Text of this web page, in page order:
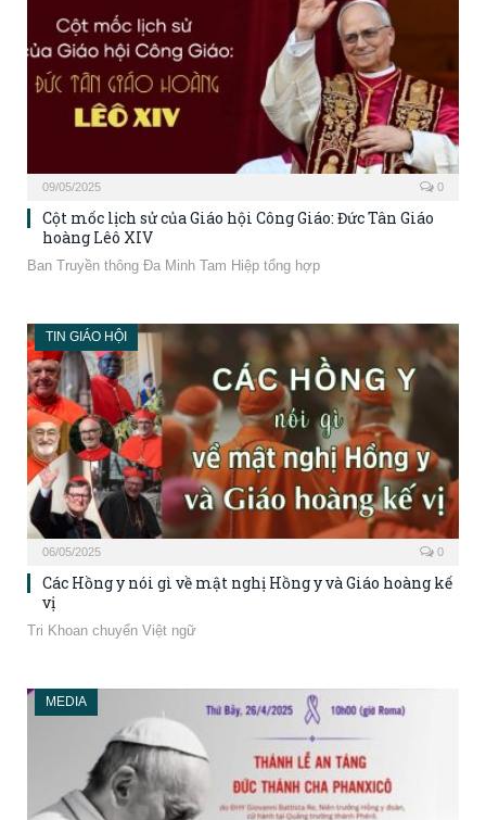
09/05/2025 0
Cột mốc lịch sử của Giáo hội Công Giáo: Đức Tân Giáo
hoàng Lêô XIV
Ban Truyền thông Đa Minh Tam Hiệp tổng hợp
TIN GIÁO HỘI
06/05/2025 0
Các Hồng y nói gì về mật nghị Hồng y và Giáo hoàng kế
vị
Tri Khoan chuyển Việt ngữ
MEDIA